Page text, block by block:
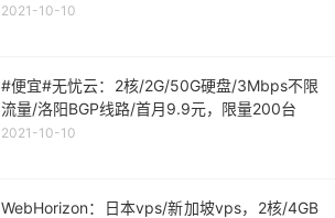
2021-10-10
#便宜#无忧云：2核/2G/50G硬盘/3Mbps不限
流量/洛阳BGP线路/首月9.9元，限量200台
2021-10-10
WebHorizon：日本vps/新加坡vps，2核/4GB